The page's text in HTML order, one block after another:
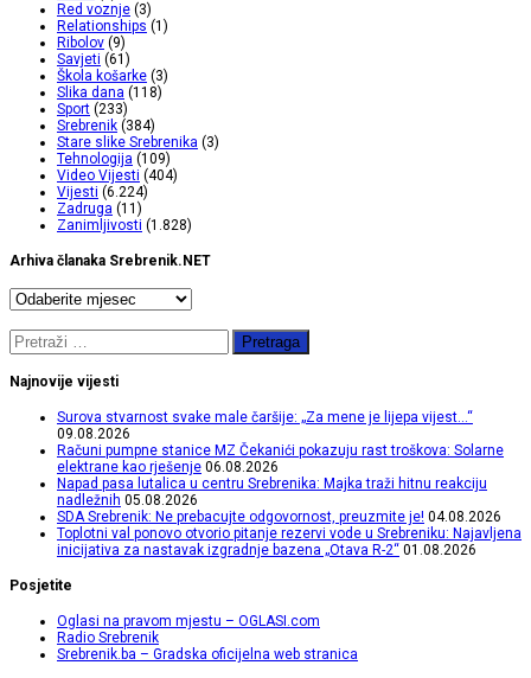
Red voznje (3)
Relationships (1)
Ribolov (9)
Savjeti (61)
Škola košarke (3)
Slika dana (118)
Sport (233)
Srebrenik (384)
Stare slike Srebrenika (3)
Tehnologija (109)
Video Vijesti (404)
Vijesti (6.224)
Zadruga (11)
Zanimljivosti (1.828)
Arhiva članaka Srebrenik.NET
Arhiva
članaka
Srebrenik.NET
Pretraga:
Najnovije vijesti
Surova stvarnost svake male čaršije: „Za mene je lijepa vijest…“
09.08.2026
Računi pumpne stanice MZ Čekanići pokazuju rast troškova: Solarne
elektrane kao rješenje 06.08.2026
Napad pasa lutalica u centru Srebrenika: Majka traži hitnu reakciju
nadležnih 05.08.2026
SDA Srebrenik: Ne prebacujte odgovornost, preuzmite je! 04.08.2026
Toplotni val ponovo otvorio pitanje rezervi vode u Srebreniku: Najavljena
inicijativa za nastavak izgradnje bazena „Otava R-2“ 01.08.2026
Posjetite
Oglasi na pravom mjestu – OGLASI.com
Radio Srebrenik
Srebrenik.ba – Gradska oficijelna web stranica